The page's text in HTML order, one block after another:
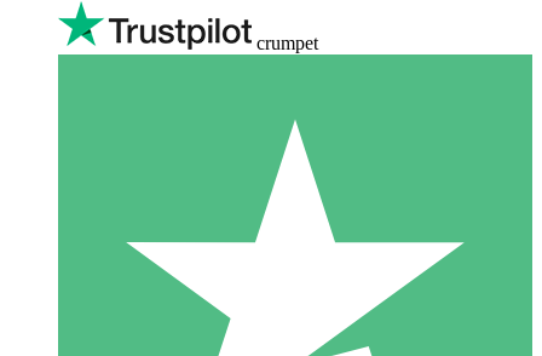
crumpet